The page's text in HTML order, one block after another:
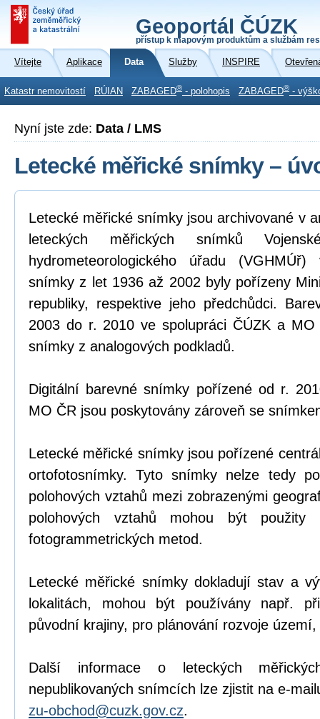
Geoportál ČÚZK
přístup k mapovým produktům a službám
Vítejte Aplikace Data Služby INSPIRE
Katastr nemovitostí RÚIAN ZABAGED® - polohopis ZABAGED® -
Nyní jste zde: Data / LMS
Letecké měřické snímky –
Letecké měřické snímky jsou archivované v
leteckých měřických snímků
hydrometeorologického úřadu
snímky z let 1936 až 2002 byly pořízeny
republiky, respektive jeho předchůdci.
2003 do r. 2010 ve spolupráci ČÚZK a MO
snímky z analogových podkladů.
Digitální barevné snímky pořízené od r.
MO ČR jsou poskytovány zároveň se
Letecké měřické snímky jsou pořízené
ortofotosnímky. Tyto snímky nelze tedy
polohových vztahů mezi zobrazenými
polohových vztahů mohou být použity
fotogrammetrických metod.
Letecké měřické snímky dokladují stav a
lokalitách, mohou být používány např.
původní krajiny, pro plánování rozvoje území,
Další informace o leteckých
nepublikovaných snímcích lze zjistit na e-
zu-obchod@cuzk.gov.cz.